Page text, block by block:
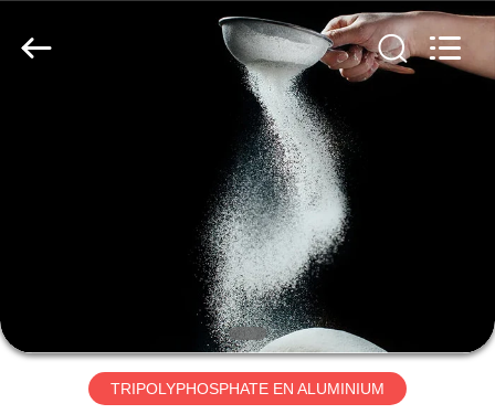
VIDÉOS
Rights
TRIPOLYPHOSPHATE EN ALUMINIUM